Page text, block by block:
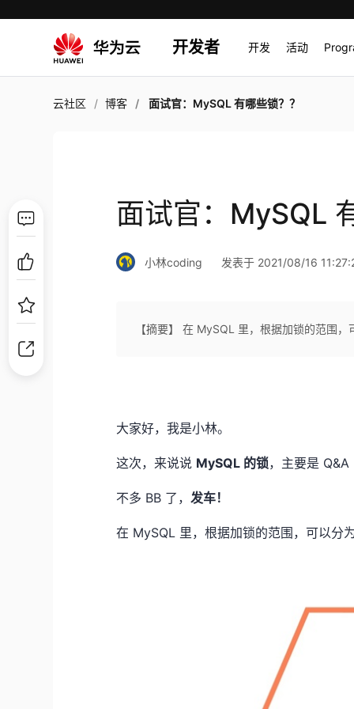
开发者 开发 活动
云社区 博客 面试官：MySQL 有哪些锁？？
面试官：MySQL
小林coding 发表于 2021/08/16
【摘要】 在 MySQL 里，根据加锁的范围
大家好，我是小林。
这次，来说说 MySQL 的锁，主要是
不多 BB 了，发车！
在 MySQL 里，根据加锁的范围，可以分